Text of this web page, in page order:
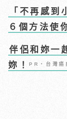
「不再感到
６個方法使
伴侶和妳一
妳！PR・台灣癌